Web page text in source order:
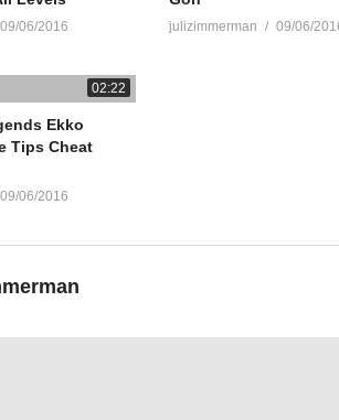
09/06/2016 julizimmerman 09/06/
02:22
Ekko
Tips Cheat
09/06/2016